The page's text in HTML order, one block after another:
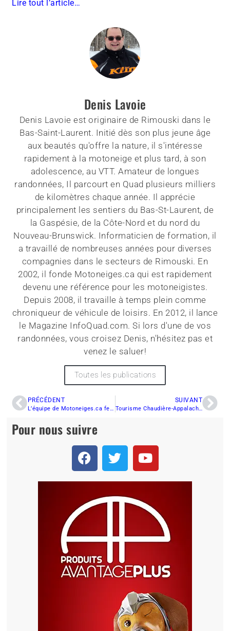
Lire tout l’article…
Denis Lavoie
Denis Lavoie est originaire de Rimouski dans le
Bas-Saint-Laurent. Initié dès son plus jeune âge
aux beautés qu'offre la nature, il s'intéresse
rapidement à la motoneige et plus tard, à son
adolescence, au VTT. Amateur de longues
randonnées, Il parcourt en Quad plusieurs milliers
de kilomètres chaque année. Il apprécie
principalement les sentiers du Bas-St-Laurent, de
la Gaspésie, de la Côte-Nord et du nord du
Nouveau-Brunswick. Informaticien de formation, il
a travaillé de nombreuses années pour diverses
compagnies dans le secteurs de Rimouski. En
2002, il fonde Motoneiges.ca qui est rapidement
devenu une référence pour les motoneigistes.
Depuis 2008, il travaille à temps plein comme
chroniqueur de véhicule de loisirs. En 2012, il lance
le Magazine InfoQuad.com. Si lors d'une de vos
randonnées, vous croisez Denis, n'hésitez pas et
venez le saluer!
Toutes les publications
PRÉCÉDENT
L’équipe de Motoneiges.ca fera l’essai de suspension ZX-2 d’AD Boivin
SUIVANT
Tourisme Chaudière-Appalaches prévoit une croissance pour la présente saison
Pour nous suivre